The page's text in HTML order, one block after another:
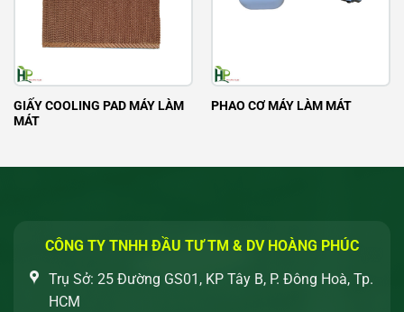
GIẤY COOLING PAD MÁY LÀM
MÁT
PHAO CƠ MÁY LÀM MÁT
CÔNG TY TNHH ĐẦU TƯ TM & DV HOÀNG PHÚC
Trụ Sở: 25 Đường GS01, KP Tây B, P. Đông Hoà, Tp.
HCM